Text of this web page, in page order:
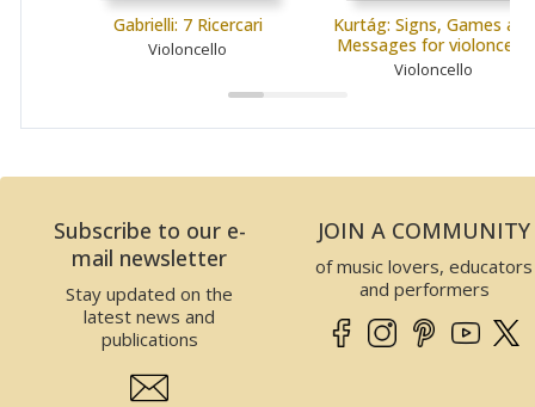
Gabrielli: 7 Ricercari
Violoncello
Kurtág: Signs, Games and
Messages for violoncello
Violoncello
Subscribe to our e-
mail newsletter
Stay updated on the
latest news and
publications
JOIN A COMMUNITY
of music lovers, educators
and performers